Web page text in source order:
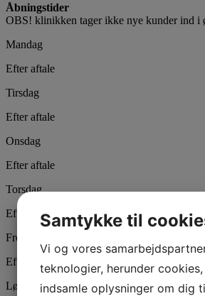
Åbningstider
OBS! klinikken tager ikke nye kunder ind i
Mandag
Efter aftale
Tirsdag
Efter aftale
Onsdag
Efter aftale
Torsdag
Efter aftale
Fredag
Efter aftale
Lørdag
Samtykke til
Vi og vores
teknologier, herunder
indsamle oplysninger om dig